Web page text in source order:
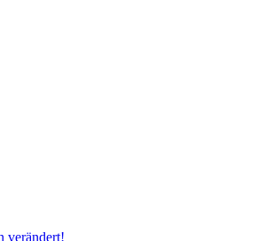
verändert!